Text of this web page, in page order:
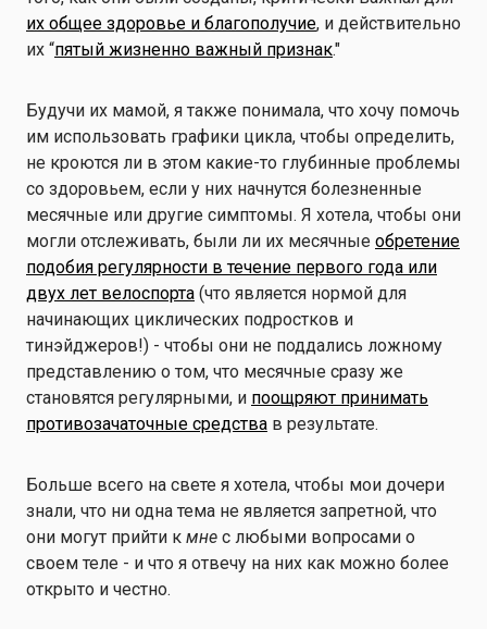
их общее здоровье и благополучие, и действительно
их “пятый жизненно важный признак."
Будучи их мамой, я также понимала, что хочу помочь
им использовать графики цикла, чтобы определить,
не кроются ли в этом какие-то глубинные проблемы
со здоровьем, если у них начнутся болезненные
месячные или другие симптомы. Я хотела, чтобы они
могли отслеживать, были ли их месячные обретение
подобия регулярности в течение первого года или
двух лет велоспорта (что является нормой для
начинающих циклических подростков и
тинэйджеров!) - чтобы они не поддались ложному
представлению о том, что месячные сразу же
становятся регулярными, и поощряют принимать
противозачаточные средства в результате.
Больше всего на свете я хотела, чтобы мои дочери
знали, что ни одна тема не является запретной, что
они могут прийти к мне с любыми вопросами о
своем теле - и что я отвечу на них как можно более
открыто и честно.